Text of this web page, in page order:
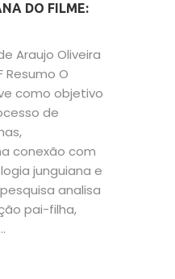
DO FILME:
Araujo Oliveira
Resumo O
como objetivo
de
conexão com
junguiana e
analisa
pai-filha,